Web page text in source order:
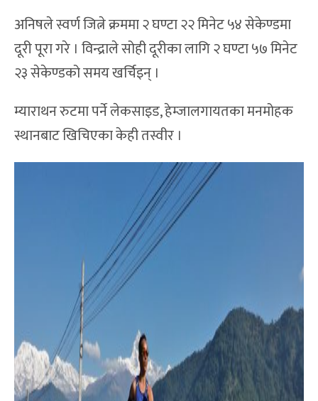
अनिषले स्वर्ण जित्ने क्रममा २ घण्टा २२ मिनेट ५४ सेकेण्डमा
दूरी पूरा गरे । विन्द्राले सोही दूरीका लागि २ घण्टा ५७ मिनेट
२३ सेकेण्डको समय खर्चिइन् ।
म्याराथन रुटमा पर्ने लेकसाइड, हेम्जालगायतका मनमोहक
स्थानबाट खिचिएका केही तस्वीर ।